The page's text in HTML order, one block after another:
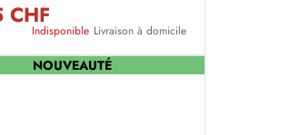
CHF
Indisponible Livraison à domicile
NOUVEAUTÉ